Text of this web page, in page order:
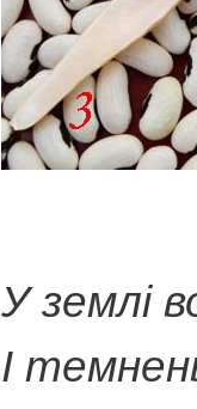
У землі
І